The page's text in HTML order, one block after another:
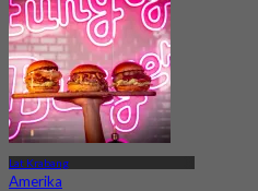
Lat Krabang
Amerika